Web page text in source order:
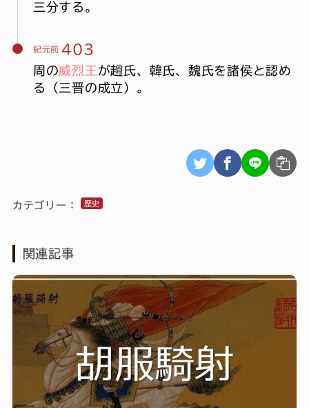
三分する。
紀元前 403
周の威烈王が趙氏、韓氏、魏氏を諸侯と認め
る（三晋の成立）。
カテゴリー： 歴史
関連記事